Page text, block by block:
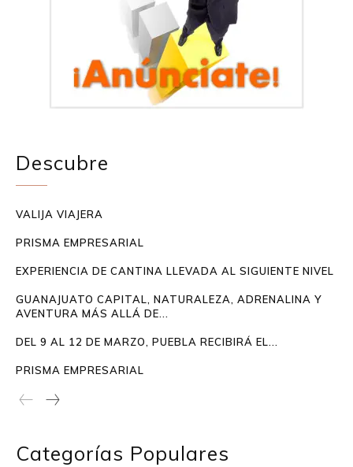
Descubre
VALIJA VIAJERA
PRISMA EMPRESARIAL
EXPERIENCIA DE CANTINA LLEVADA AL SIGUIENTE NIVEL
GUANAJUATO CAPITAL, NATURALEZA, ADRENALINA Y
AVENTURA MÁS ALLÁ DE...
DEL 9 AL 12 DE MARZO, PUEBLA RECIBIRÁ EL...
PRISMA EMPRESARIAL
Categorías Populares